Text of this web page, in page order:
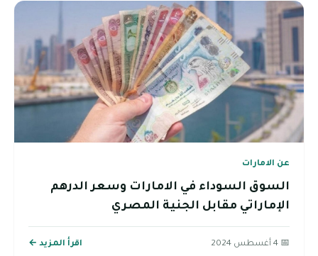
عن الامارات
السوق السوداء في الامارات وسعر الدرهم
الإماراتي مقابل الجنية المصري
📅 4 أغسطس 2024 اقرأ المزيد ←